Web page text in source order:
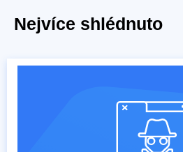
Nejvíce shlédnuto